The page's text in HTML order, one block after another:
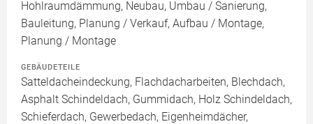
Hohlraumdämmung, Neubau, Umbau / Sanierung,
Bauleitung, Planung / Verkauf, Aufbau / Montage,
Planung / Montage
GEBÄUDETEILE
Satteldacheindeckung, Flachdacharbeiten, Blechdach,
Asphalt Schindeldach, Gummidach, Holz Schindeldach,
Schieferdach, Gewerbedach, Eigenheimdächer,